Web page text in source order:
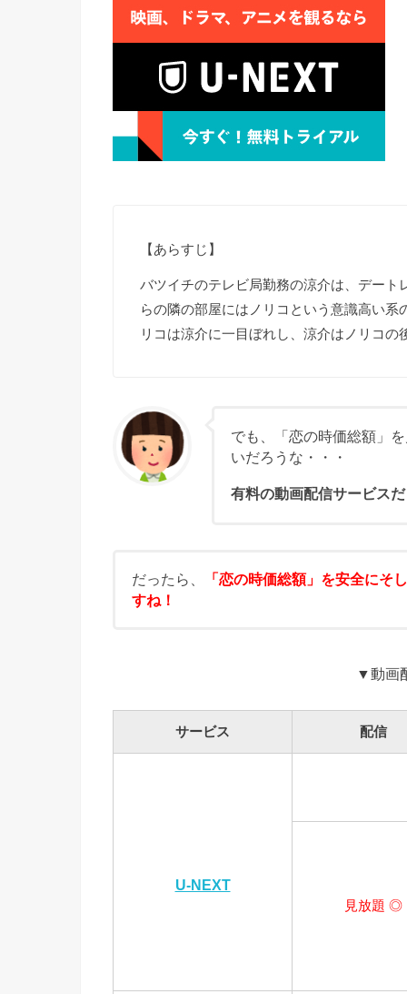
【あらすじ】
バツイチのテレビ局勤務の涼介は、デー
らの隣の部屋にはノリコという意識高い
リコは涼介に一目ぼれし、涼介はノリコの
でも、「恋の時価総額」
いだろうな・・・
有料の動画配信サービスだ
だったら、
「恋の時価総額」を安全にそ
すね！
▼動画
サービス 配信
U-NEXT
見放題 ◎